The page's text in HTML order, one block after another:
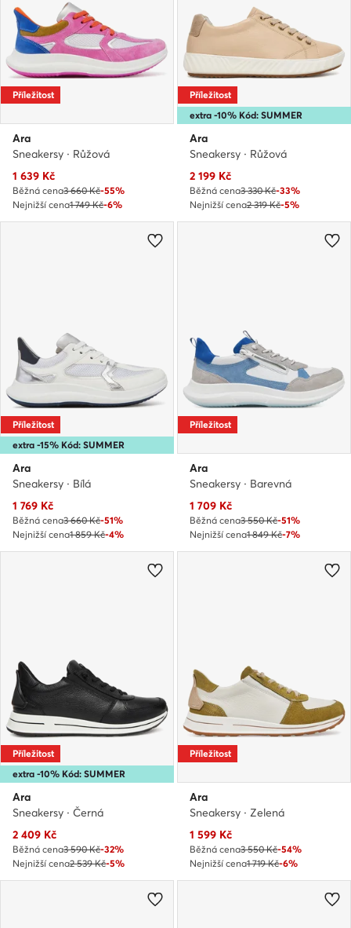
Příležitost
Ara
Sneakersy · Růžová
Aktuální cena
1 639 Kč
Běžná cena3 660 Kč-55%
Nejnižší cena1 749 Kč-6%
extra -10% Kód: SUMMER
Příležitost
Ara
Sneakersy · Růžová
Aktuální cena
2 199 Kč
Běžná cena3 330 Kč-33%
Nejnižší cena2 319 Kč-5%
extra -15% Kód: SUMMER
Příležitost
Ara
Sneakersy · Bílá
Aktuální cena
1 769 Kč
Běžná cena3 660 Kč-51%
Nejnižší cena1 859 Kč-4%
Příležitost
Ara
Sneakersy · Barevná
Aktuální cena
1 709 Kč
Běžná cena3 550 Kč-51%
Nejnižší cena1 849 Kč-7%
extra -10% Kód: SUMMER
Příležitost
Ara
Sneakersy · Černá
Aktuální cena
2 409 Kč
Běžná cena3 590 Kč-32%
Nejnižší cena2 539 Kč-5%
Příležitost
Ara
Sneakersy · Zelená
Aktuální cena
1 599 Kč
Běžná cena3 550 Kč-54%
Nejnižší cena1 719 Kč-6%